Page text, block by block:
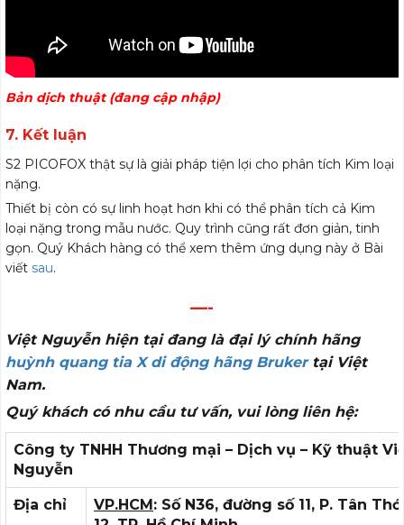
Bản dịch thuật (đang cập nhập)
7. Kết luận
S2 PICOFOX thật sự là giải pháp tiện lợi cho phân tích Kim loại
nặng.
Thiết bị còn có sự linh hoạt hơn khi có thể phân tích cả Kim
loại nặng trong mẫu nước. Quy trình cũng rất đơn giản, tinh
gọn. Quý Khách hàng có thể xem thêm ứng dụng này ở Bài
viết sau.
—-
Việt Nguyễn hiện tại đang là đại lý chính hãng
huỳnh quang tia X di động hãng Brukertại Việt
Nam.
Quý khách có nhu cầu tư vấn, vui lòng liên hệ:
Công ty TNHH Thương mại – Dịch vụ – Kỹ thuật
Nguyễn
Địa chỉ VP.HCM: Số N36, đường số 11, P. Tân